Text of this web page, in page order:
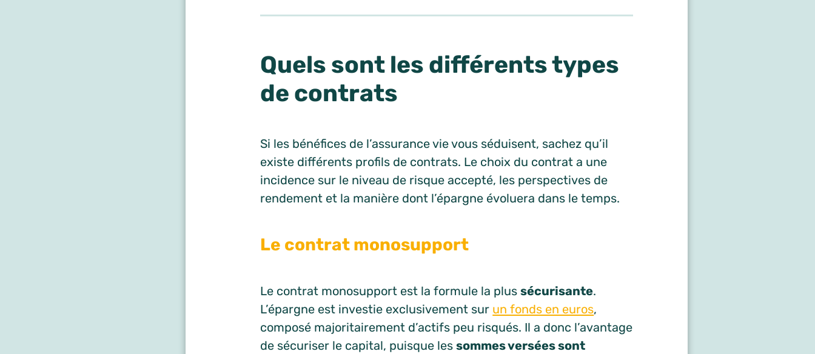
Quels sont les différents types
de contrats
Si les bénéfices de l’assurance vie vous séduisent, sachez qu’il
existe différents profils de contrats. Le choix du contrat a une
incidence sur le niveau de risque accepté, les perspectives de
rendement et la manière dont l’épargne évoluera dans le temps.
Le contrat monosupport
Le contrat monosupport est la formule la plussécurisante.
L’épargne est investie exclusivement sur un fonds en euros,
composé majoritairement d’actifs peu risqués. Il a donc l’avantage
de sécuriser le capital, puisque lessommes versées sont